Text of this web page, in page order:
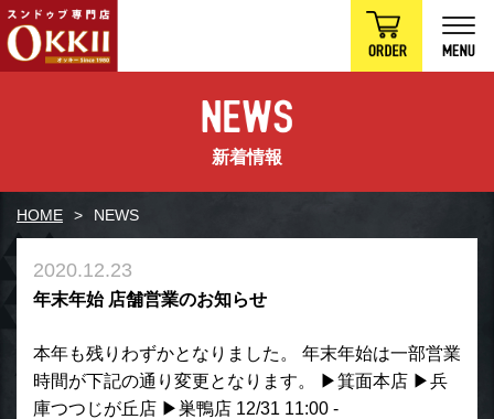
新着情報
HOME NEWS
2020.12.23
年末年始 店舗営業のお知らせ
本年も残りわずかとなりました。 年末年始は一部営業
時間が下記の通り変更となります。 ▶︎箕面本店 ▶︎兵
庫つつじが丘店 ▶︎巣鴨店 12/31 11:00 -